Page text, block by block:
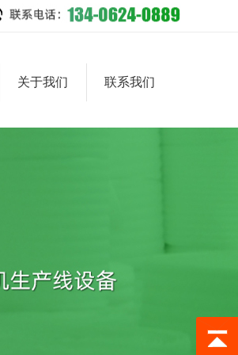
关于我们 联系我们